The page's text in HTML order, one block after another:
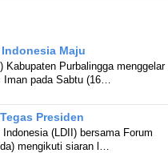
Maju
Kabupaten Purbalingga menggelar
pada Sabtu (16…
Presiden
(LDII) bersama Forum
mengikuti siaran l…